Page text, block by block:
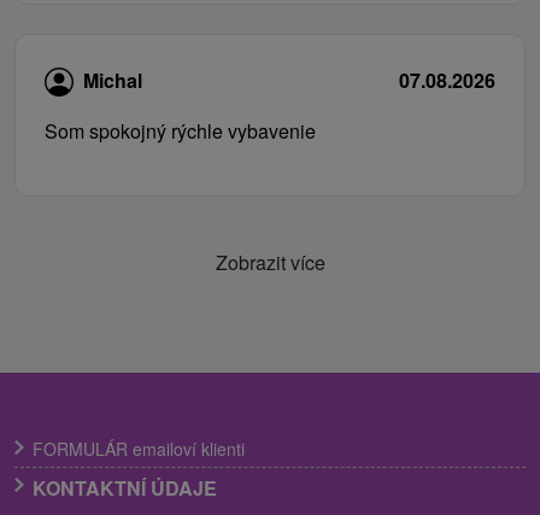
Michal
07.08.2026
Som spokojný rýchle vybavenie
Zobrazit více
FORMULÁR emailoví klienti
KONTAKTNÍ ÚDAJE